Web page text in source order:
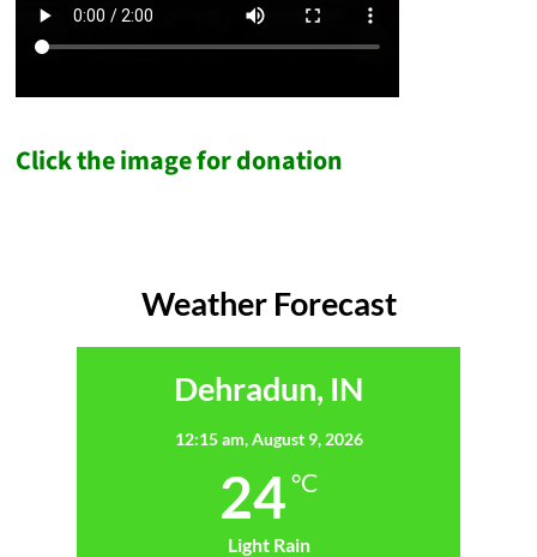
Click the image for donation
Weather Forecast
Dehradun, IN
12:15 am,August 9, 2026
24 °C
Light Rain